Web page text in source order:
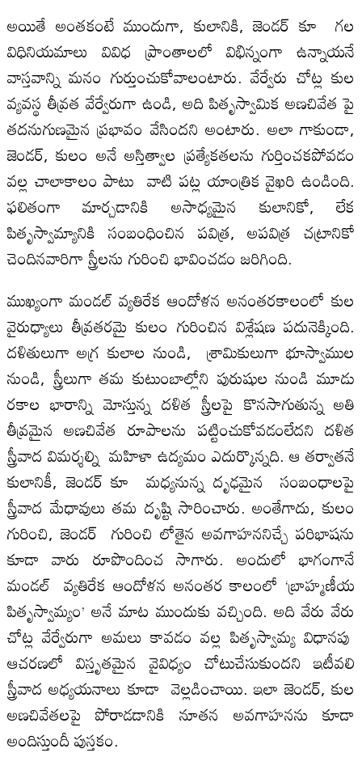
అయితే అంతకంటే ముందుగా, కులానికి, జెండర్ కూ గల
విధినియమాలు వివిధ ప్రాంతాలలో విభిన్నంగా ఉన్నాయనే
వాస్తవాన్ని మనం గుర్తుంచుకోవాలంటారు. వేర్వేరు చోట్ల కుల
వ్యవస్థ తీవ్రత వేర్వేరుగా ఉండి, అది పితృస్వామిక అణచివేత పై
తదనుగుణమైన ప్రభావం వేసిందని అంటారు. అలా గాకుండా,
జెండర్, కులం అనే అస్తిత్వాల ప్రత్యేకతలను గుర్తించకపోవడం
వల్ల చాలాకాలం పాటు వాటి పట్ల యాంత్రిక వైఖరి ఉండింది.
ఫలితంగా మార్చడానికి అసాధ్యమైన కులానికో, లేక
పితృస్వామ్యానికి సంబంధించిన పవిత్ర, అపవిత్ర చట్రానికో
చెందినవారిగా స్త్రీలను గురించి భావించడం జరిగింది.
ముఖ్యంగా మండల్ వ్యతిరేక ఆందోళన అనంతరకాలంలో కుల
వైరుధ్యాలు తీవ్రతరమై కులం గురించిన విశ్లేషణ పదునెక్కింది.
దళితులుగా అగ్ర కులాల నుండి, శ్రామికులుగా భూస్వాముల
నుండి, స్త్రీలుగా తమ కుటుంబాల్లోని పురుషుల నుండి మూడు
రకాల భారాన్ని మోస్తున్న దళిత స్త్రీలపై కొనసాగుతున్న అతి
తీవ్రమైన అణచివేత రూపాలను పట్టించుకోవడంలేదని దళిత
స్త్రీవాద విమర్శల్ని మహిళా ఉద్యమం ఎదుర్కొన్నది. ఆ తర్వాతనే
కులానికీ, జెండర్ కూ మధ్యనున్న దృఢమైన సంబంధాలపై
స్త్రీవాద మేధావులు తమ దృష్టి సారించారు. అంతేగాదు, కులం
గురించి, జెండర్ గురించి లోతైన అవగాహననిచ్చే పరిభాషను
కూడా వారు రూపొందించ సాగారు. అందులో భాగంగానే
మండల్ వ్యతిరేక ఆందోళన అనంతర కాలంలో ‘బ్రాహ్మణీయ
పితృస్వామ్యం’ అనే మాట ముందుకు వచ్చింది. అది వేరు వేరు
చోట్ల వేర్వేరుగా అమలు కావడం వల్ల పితృస్వామ్య విధానపు
ఆచరణలో విస్తృతమైన వైవిధ్యం చోటుచేసుకుందని ఇటీవలి
స్త్రీవాద అధ్యయనాలు కూడా వెల్లడించాయి. ఇలా జెండర్, కుల
అణచివేతలపై పోరాడడానికి నూతన అవగాహనను కూడా
అందిస్తుందీ పుస్తకం.